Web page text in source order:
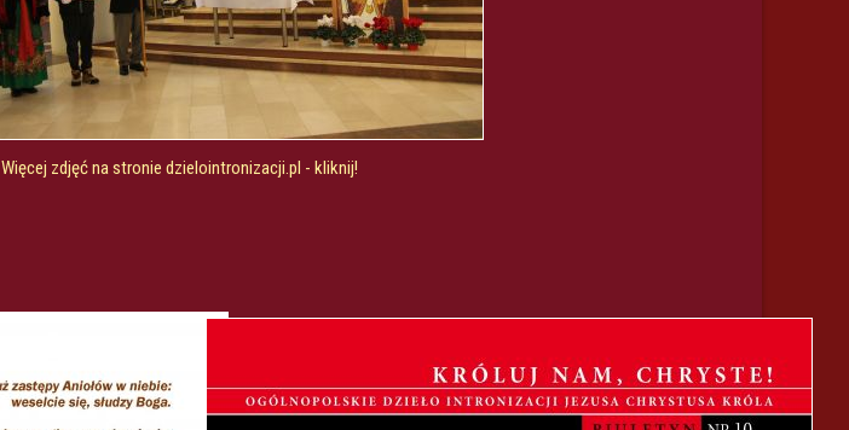
Więcej zdjęć na stronie dzielointronizacji.pl - kliknij!